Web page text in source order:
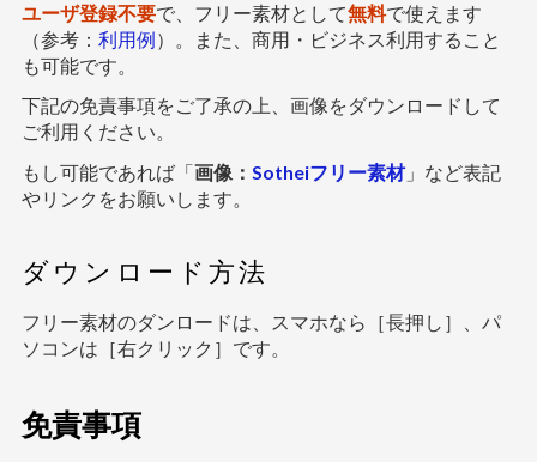
ユーザ登録不要で、フリー素材として無料で使えます
（参考： 利用例）。また、商用・ビジネス利用すること
も可能です。
下記の免責事項をご了承の上、画像をダウンロードして
ご利用ください。
もし可能であれば「画像： Sotheiフリー素材」など表記
やリンクをお願いします。
ダウンロード方法
フリー素材のダンロードは、スマホなら［長押し］、パ
ソコンは［右クリック］です。
免責事項